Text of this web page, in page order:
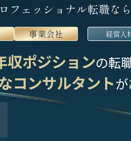
フェッショナル転職なら
事業会社 経営人
収ポジションの転
コンサルタントが